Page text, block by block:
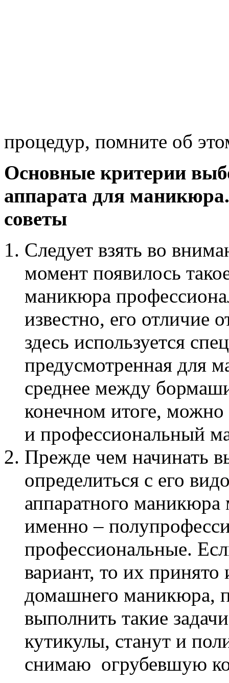
процедур, помните об
Основные критерии
аппарата для
советы
Следует взять во
момент появилось
маникюра
известно, его отличие
здесь используется
предусмотренная для
среднее между
конечном итоге,
и профессиональный
Прежде чем начинать
определиться с его
аппаратного маникюра
именно –
профессиональные.
вариант, то их принято
домашнего маникюра,
выполнить такие
кутикулы, станут и
снимаю огрубевшую